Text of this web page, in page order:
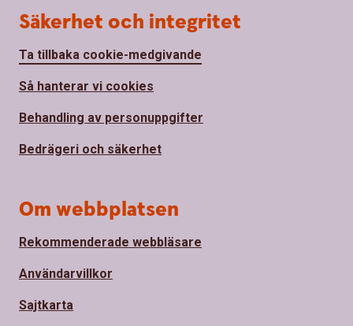
Säkerhet och integritet
Ta tillbaka cookie-medgivande
Så hanterar vi cookies
Behandling av personuppgifter
Bedrägeri och säkerhet
Om webbplatsen
Rekommenderade webbläsare
Användarvillkor
Sajtkarta